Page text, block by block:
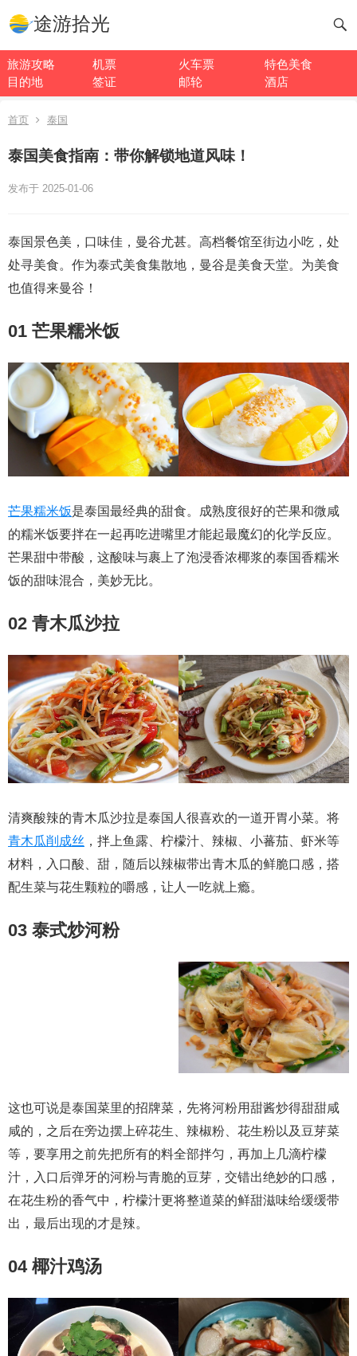
途游拾光
旅游攻略 机票 火车票
特色美食
目的地
签证 邮轮 酒店
首页 泰国
泰国美食指南：带你解锁地道风味！
发布于 2025-01-06
泰国景色美，口味佳，曼谷尤甚。高档餐馆至街边小吃，处
处寻美食。作为泰式美食集散地，曼谷是美食天堂。为美食
也值得来曼谷！
01 芒果糯米饭
芒果糯米饭是泰国最经典的甜食。成熟度很好的芒果和微咸
的糯米饭要拌在一起再吃进嘴里才能起最魔幻的化学反应。
芒果甜中带酸，这酸味与裹上了泡浸香浓椰浆的泰国香糯米
饭的甜味混合，美妙无比。
02 青木瓜沙拉
清爽酸辣的青木瓜沙拉是泰国人很喜欢的一道开胃小菜。将
青木瓜削成丝 ，拌上鱼露、柠檬汁、辣椒、小蕃茄、虾米等
材料，入口酸、甜，随后以辣椒带出青木瓜的鲜脆口感，搭
配生菜与花生颗粒的嚼感，让人一吃就上瘾。
03 泰式炒河粉
这也可说是泰国菜里的招牌菜，先将河粉用甜酱炒得甜甜咸
咸的，之后在旁边摆上碎花生、辣椒粉、花生粉以及豆芽菜
等，要享用之前先把所有的料全部拌匀，再加上几滴柠檬
汁，入口后弹牙的河粉与青脆的豆芽，交错出绝妙的口感，
在花生粉的香气中，柠檬汁更将整道菜的鲜甜滋味给缓缓带
出，最后出现的才是辣。
04 椰汁鸡汤